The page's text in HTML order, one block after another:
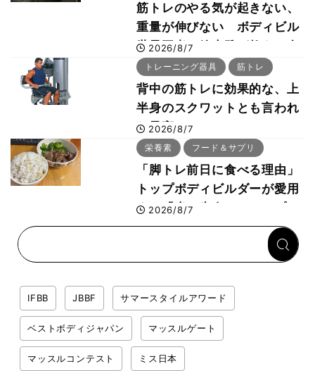
筋トレのやる気が起きない、
重量が伸びない ボディビル
世界王者・鈴木雅が教える食
事・睡眠・呼吸の整え方
2026/8/7
トレーニング器具 筋トレ
背中の筋トレに効果的な、上
半身のスクワットとも言われ
た最高マシン“ノーチラス・
プルオーバーマシン”とは？
2026/8/7
栄養素 フード＆サプリ
「脚トレ前日に食べる理由」
トップボディビルダーが愛用
する「米＋牛肉」のシンプル
回復メシとは？
2026/8/7
IFBB JBBF サマースタイルアワード
ベストボディジャパン マッスルゲート
マッスルコンテスト ミス日本